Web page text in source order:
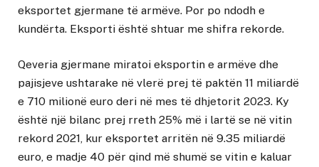
eksportet gjermane të armëve. Por po ndodh e
kundërta. Eksporti është shtuar me shifra rekorde.
Qeveria gjermane miratoi eksportin e armëve dhe
pajisjeve ushtarake në vlerë prej të paktën 11 miliardë
e 710 milionë euro deri në mes të dhjetorit 2023. Ky
është një bilanc prej rreth 25% më i lartë se në vitin
rekord 2021, kur eksportet arritën në 9.35 miliardë
euro, e madje 40 për qind më shumë se vitin e kaluar